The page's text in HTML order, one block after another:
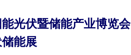
能光伏暨储能产业博览会
能展